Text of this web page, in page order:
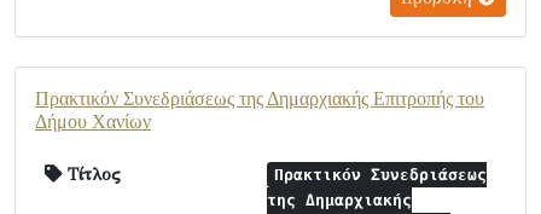
Πρακτικόν Συνεδριάσεως της Δημαρχιακής Επιτροπής του
Δήμου Χανίων
Τίτλος
Πρακτικόν Συνεδριάσεως
της Δημαρχιακής